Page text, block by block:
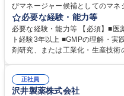
びマネージャー候補としてのマ
の育成や管理のほか、製造指図記
作成・改定を推進します。 【詳細】これまでの経験を考慮し担当業務を決
定。既存の製造ライン管理に加え
バーの育成や管理を主導します。
務（早番、遅番など）や繁忙によ
募集職種 【医薬品製造マネージ
必要な経験・能力等
必要な経験・能力等 【必須】■医
ト経験3年以上 ■GMPの理解・実践指導ができ
剤研究、または工業化・生産技術
歴・資格 学歴：大学院 大学 高専
正社員
沢井製薬株式会社